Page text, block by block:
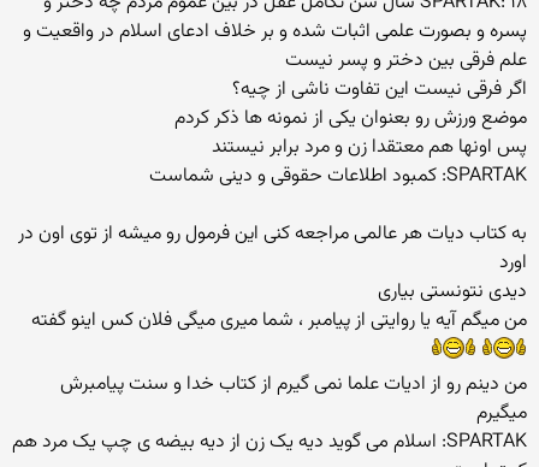
پسره و بصورت علمی اثبات شده و بر خلاف ادعای اسلام در واقعیت و
علم فرقی بین دختر و پسر نیست
اگر فرقی نیست این تفاوت ناشی از چیه؟
موضع ورزش رو بعنوان یکی از نمونه ها ذکر کردم
پس اونها هم معتقدا زن و مرد برابر نیستند
SPARTAK: کمبود اطلاعات حقوقی و دینی شماست
به کتاب دیات هر عالمی مراجعه کنی این فرمول رو میشه از توی اون در
اورد
دیدی نتونستی بیاری
من میگم آیه یا روایتی از پیامبر ، شما میری میگی فلان کس اینو گفته
من دینم رو از ادیات علما نمی گیرم از کتاب خدا و سنت پیامبرش
میگیرم
SPARTAK: اسلام می گوید دیه یک زن از دیه بیضه ی چپ یک مرد هم